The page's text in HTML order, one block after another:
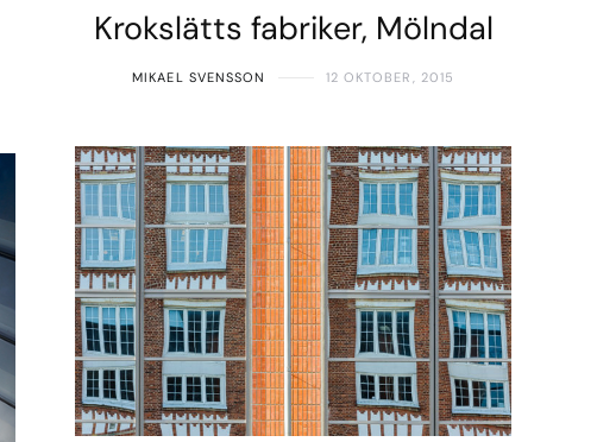
Krokslätts fabriker, Mölndal
MIKAEL SVENSSON 12 OKTOBER, 2015